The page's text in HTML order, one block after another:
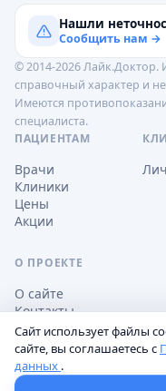
Нашли
Сообщить нам →
© 2014-2026 Лайк.Доктор.
справочный характер и
Имеются
специалиста.
ПАЦИЕНТАМ
Врачи
Клиники
Цены
Акции
О ПРОЕКТЕ
О сайте
Контакты
Обработка
Сайт использует файлы
сайте, вы соглашаетесь с
данных .